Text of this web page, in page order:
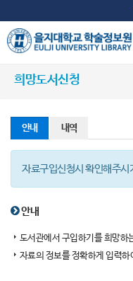
희망도서신청
안내 내역
자료구입신청시 확인해주시
안내
도서관에서 구입하기를 희망하
자료의 정보를 정확하게 입력